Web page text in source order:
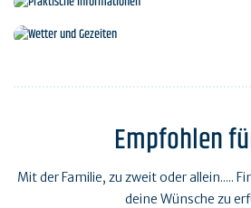
Empfohlen
Mit der Familie, zu zweit oder allein.....
deine Wünsche zu